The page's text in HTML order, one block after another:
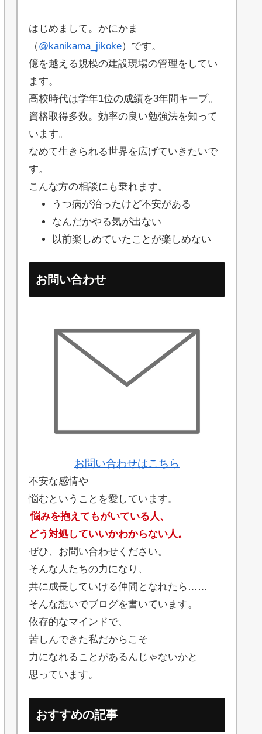
はじめまして。かにかま
（@kanikama_jikoke）です。
億を越える規模の建設現場の管理をしてい
ます。
高校時代は学年1位の成績を3年間キープ。
資格取得多数。効率の良い勉強法を知って
います。
なめて生きられる世界を広げていきたいで
す。
こんな方の相談にも乗れます。
うつ病が治ったけど不安がある
なんだかやる気が出ない
以前楽しめていたことが楽しめない
お問い合わせ
お問い合わせはこちら
不安な感情や
悩むということを愛しています。
悩みを抱えてもがいている人、
どう対処していいかわからない人。
ぜひ、お問い合わせください。
そんな人たちの力になり、
共に成長していける仲間となれたら……
そんな想いでブログを書いています。
依存的なマインドで、
苦しんできた私だからこそ
力になれることがあるんじゃないかと
思っています。
おすすめの記事